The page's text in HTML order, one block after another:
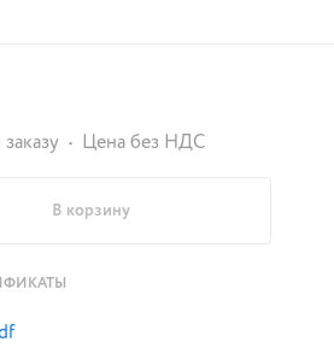
Цена без НДС
В корзину